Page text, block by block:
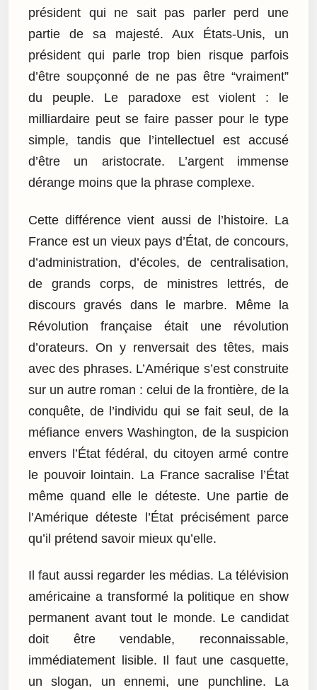
président qui ne sait pas parler perd une
partie de sa majesté. Aux États-Unis, un
président qui parle trop bien risque parfois
d’être soupçonné de ne pas être “vraiment”
du peuple. Le paradoxe est violent : le
milliardaire peut se faire passer pour le type
simple, tandis que l’intellectuel est accusé
d’être un aristocrate. L’argent immense
dérange moins que la phrase complexe.
Cette différence vient aussi de l’histoire. La
France est un vieux pays d’État, de concours,
d’administration, d’écoles, de centralisation,
de grands corps, de ministres lettrés, de
discours gravés dans le marbre. Même la
Révolution française était une révolution
d’orateurs. On y renversait des têtes, mais
avec des phrases. L’Amérique s’est construite
sur un autre roman : celui de la frontière, de la
conquête, de l’individu qui se fait seul, de la
méfiance envers Washington, de la suspicion
envers l’État fédéral, du citoyen armé contre
le pouvoir lointain. La France sacralise l’État
même quand elle le déteste. Une partie de
l’Amérique déteste l’État précisément parce
qu’il prétend savoir mieux qu’elle.
Il faut aussi regarder les médias. La télévision
américaine a transformé la politique en show
permanent avant tout le monde. Le candidat
doit être vendable, reconnaissable,
immédiatement lisible. Il faut une casquette,
un slogan, un ennemi, une punchline. La